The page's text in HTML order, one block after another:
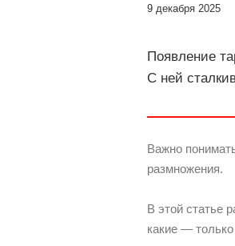
9 декабря 2025
Появление
С ней
Важно
размножения.
В этой статье
какие —